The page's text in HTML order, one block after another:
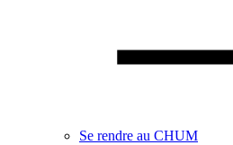
Se rendre au CHUM